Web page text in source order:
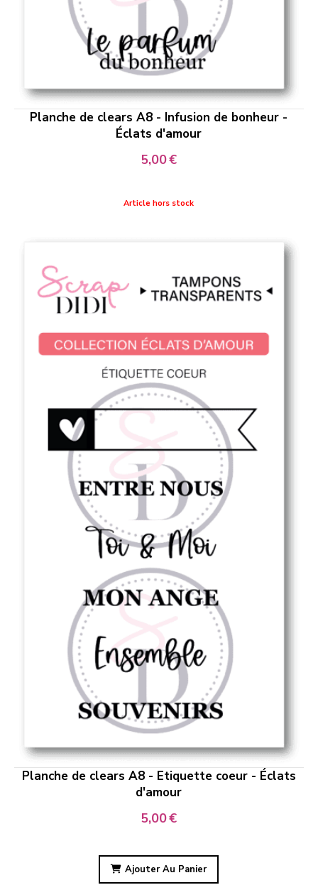
Planche de clears A8 - Infusion de bonheur -
Éclats d'amour
5,00€
Article hors stock
Planche de clears A8 - Etiquette coeur - Éclats
d'amour
5,00€
Ajouter Au Panier